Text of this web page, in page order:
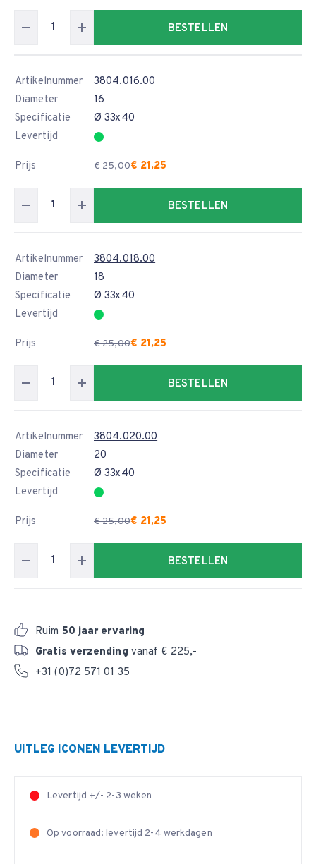
BESTELLEN
Artikelnummer
3804.016.00
Diameter
16
Specificatie
Ø 33x40
Levertijd
Prijs € 25,00€ 21,25
BESTELLEN
Artikelnummer
3804.018.00
Diameter
18
Specificatie
Ø 33x40
Levertijd
Prijs € 25,00€ 21,25
BESTELLEN
Artikelnummer
3804.020.00
Diameter
20
Specificatie
Ø 33x40
Levertijd
Prijs € 25,00€ 21,25
BESTELLEN
Ruim 50 jaar ervaring
Gratis verzending vanaf € 225,-
+31 (0)72 571 01 35
UITLEG ICONEN LEVERTIJD
Levertijd +/- 2-3 weken
Op voorraad: levertijd 2-4 werkdagen